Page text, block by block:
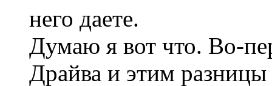
него даете.
Думаю я вот что. Во-
Драйва и этим